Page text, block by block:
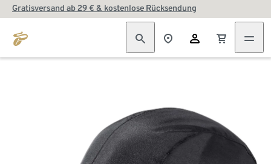
Gratisversand ab 29 € & kostenlose Rücksendung